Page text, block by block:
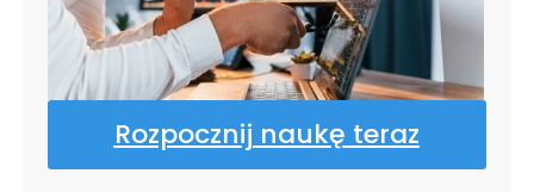
Rozpocznij naukę teraz